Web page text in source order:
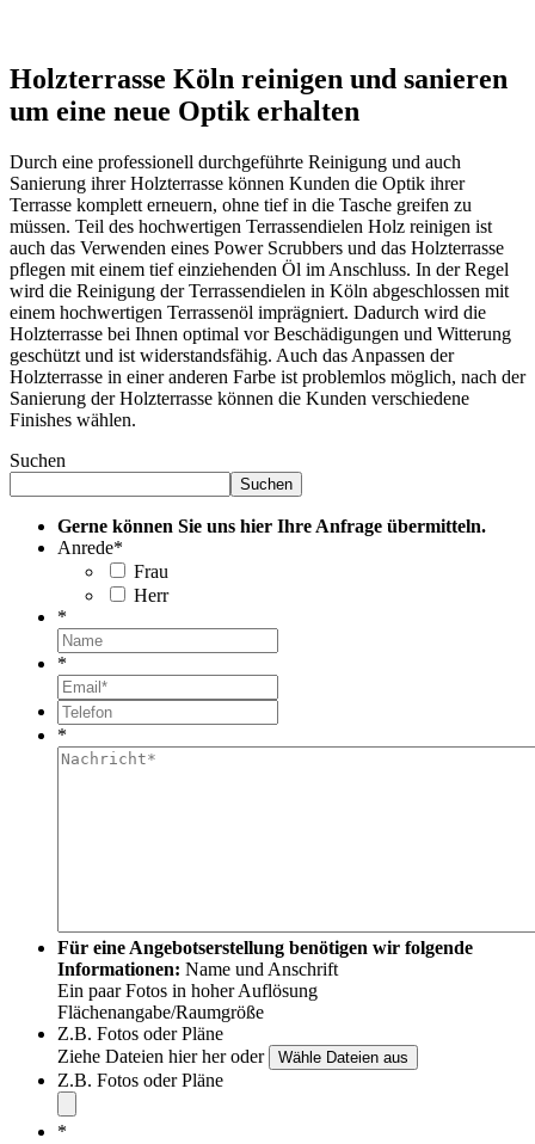
Holzterrasse Köln reinigen und sanieren
um eine neue Optik erhalten
Durch eine professionell durchgeführte Reinigung und auch
Sanierung ihrer Holzterrasse können Kunden die Optik ihrer
Terrasse komplett erneuern, ohne tief in die Tasche greifen zu
müssen. Teil des hochwertigen Terrassendielen Holz reinigen ist
auch das Verwenden eines Power Scrubbers und das Holzterrasse
pflegen mit einem tief einziehenden Öl im Anschluss. In der Regel
wird die Reinigung der Terrassendielen in Köln abgeschlossen mit
einem hochwertigen Terrassenöl imprägniert. Dadurch wird die
Holzterrasse bei Ihnen optimal vor Beschädigungen und Witterung
geschützt und ist widerstandsfähig. Auch das Anpassen der
Holzterrasse in einer anderen Farbe ist problemlos möglich, nach der
Sanierung der Holzterrasse können die Kunden verschiedene
Finishes wählen.
Suchen
Suchen
Gerne können Sie uns hier Ihre Anfrage übermitteln.
Anrede*
Frau
Herr
*
*
*
Für eine Angebotserstellung benötigen wir folgende
Informationen: Name und Anschrift
Ein paar Fotos in hoher Auflösung
Flächenangabe/Raumgröße
Z.B. Fotos oder Pläne
Ziehe Dateien hier her oder
Z.B. Fotos oder Pläne
*